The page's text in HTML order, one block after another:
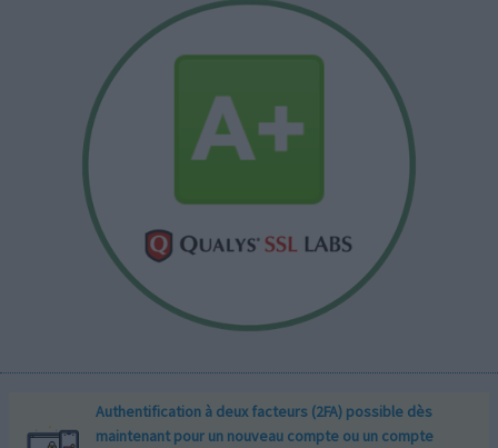
Authentification à deux facteurs (2FA) possible dès
maintenant pour un nouveau compte ou un compte